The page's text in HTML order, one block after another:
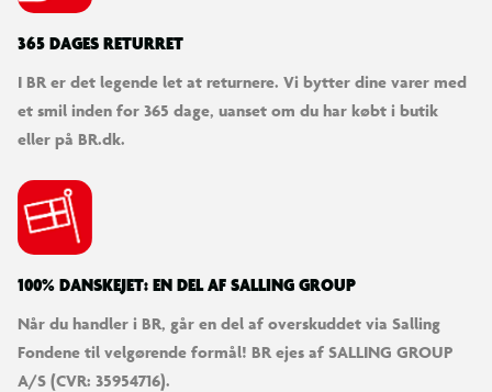
365 DAGES RETURRET
I BR er det legende let at returnere. Vi bytter dine varer med
et smil inden for 365 dage, uanset om du har købt i butik
eller på BR.dk.
100% DANSKEJET: EN DEL AF SALLING GROUP
Når du handler i BR, går en del af overskuddet via Salling
Fondene til velgørende formål! BR ejes af SALLING GROUP
A/S (CVR: 35954716).